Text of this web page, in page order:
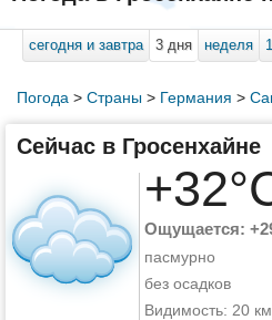
сегодня и завтра 3 дня неделя
Погода > Страны> Германия >
Сейчас в Гросенхайне
Ощущается:
пасмурно
без осадков
Видимость: 20 км.